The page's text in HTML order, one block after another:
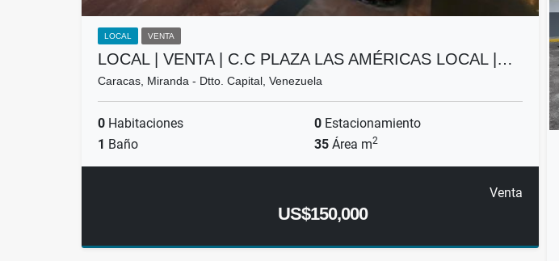
LOCAL VENTA
LOCAL | VENTA | C.C PLAZA LAS AMÉRICAS LOCAL |…
Caracas, Miranda - Dtto. Capital, Venezuela
0 Habitaciones 0 Estacionamiento
1 Baño 35 Área m2
Venta
US$150,000